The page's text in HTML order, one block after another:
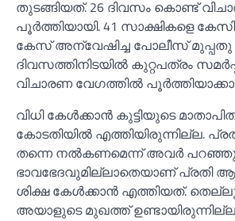
തുടങ്ങിയത്. 26 ദിവസം കൊണ്ട്
പൂർത്തിയായി. 41 സാക്ഷികളെ
കേസ് അന്വേഷിച്ച പോലീസ് മുപ്പതു
ദിവസത്തിനിടയിൽ കുറ്റപത്രം
വിചാരണ വേഗത്തിൽ
വിധി കേൾക്കാൻ കുട്ടിയുടെ
കോടതിയിൽ എത്തിയിരുന്നില്ല.
തന്നെ നൽകണമെന്ന് അവർ
ഭാവഭേദവുമില്ലാതെയാണ് പ്രതി
ശിക്ഷ കേൾക്കാൻ എത്തിയത്.
അയാളുടെ മുഖത്ത്